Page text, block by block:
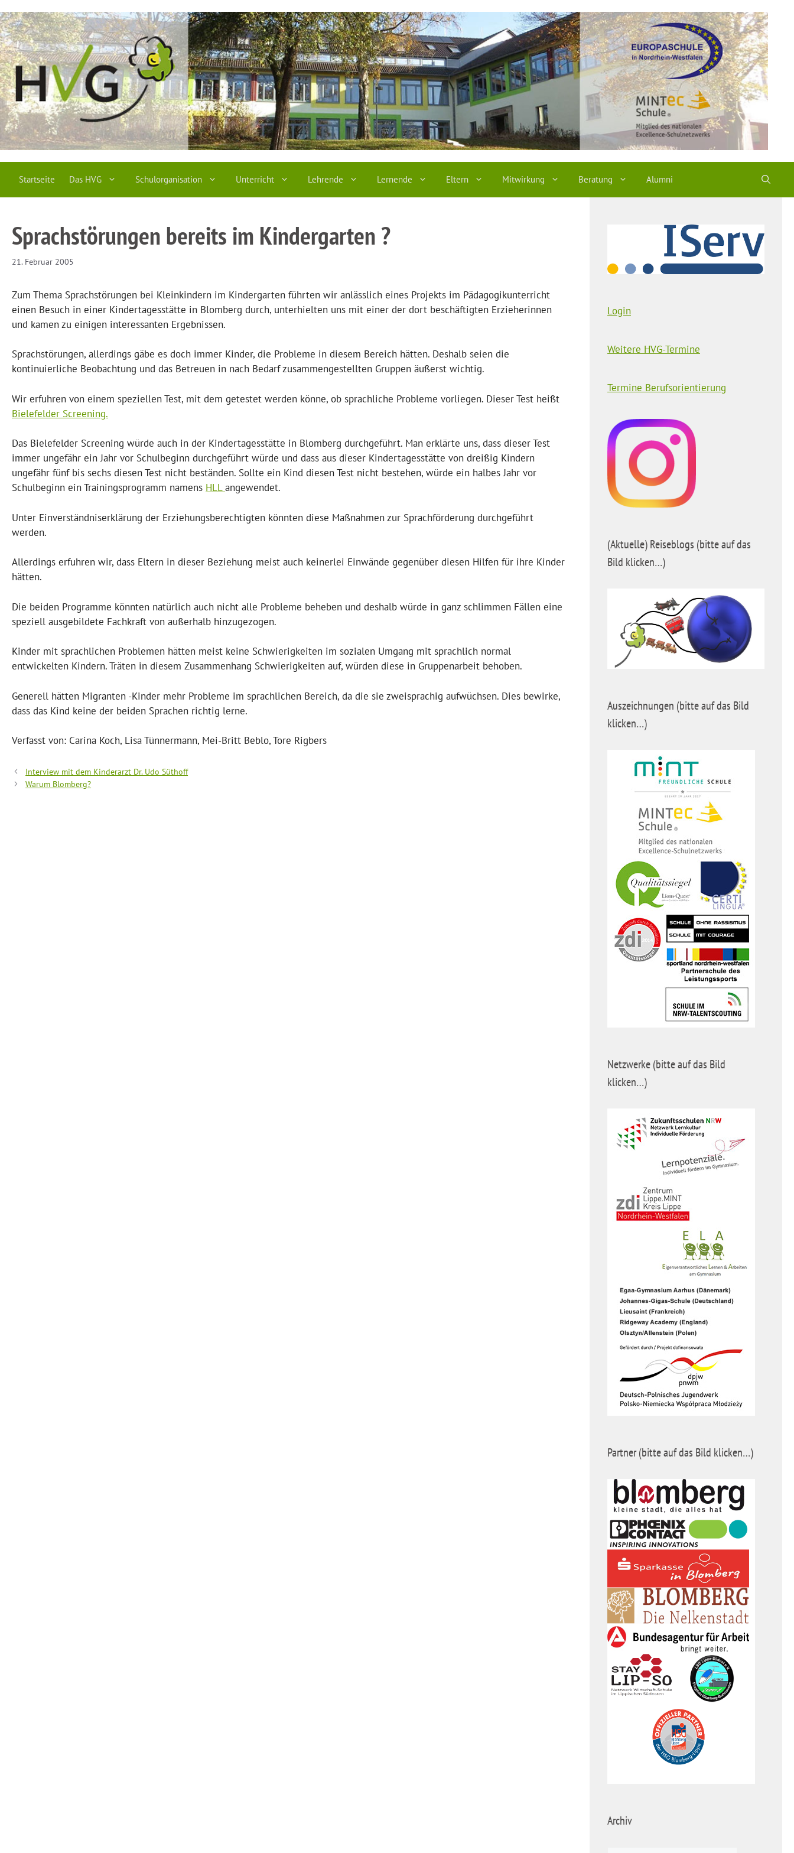
Inhalt
springen
Startseite Das HVG Schulorganisation Unterricht Lehrende Lernende Eltern Mitwirkung Beratung Alumni
Sprachstörungen bereits im Kindergarten ?
21. Februar 2005
Zum Thema Sprachstörungen bei Kleinkindern im Kindergarten führten wir anlässlich eines Projekts im Pädagogikunterricht
einen Besuch in einer Kindertagesstätte in Blomberg durch, unterhielten uns mit einer der dort beschäftigten Erzieherinnen
und kamen zu einigen interessanten Ergebnissen.
Sprachstörungen, allerdings gäbe es doch immer Kinder, die Probleme in diesem Bereich hätten. Deshalb seien die
kontinuierliche Beobachtung und das Betreuen in nach Bedarf zusammengestellten Gruppen äußerst wichtig.
Wir erfuhren von einem speziellen Test, mit dem getestet werden könne, ob sprachliche Probleme vorliegen. Dieser Test heißt
Bielefelder Screening.
Das Bielefelder Screening würde auch in der Kindertagesstätte in Blomberg durchgeführt. Man erklärte uns, dass dieser Test
immer ungefähr ein Jahr vor Schulbeginn durchgeführt würde und dass aus dieser Kindertagesstätte von dreißig Kindern
ungefähr fünf bis sechs diesen Test nicht beständen. Sollte ein Kind diesen Test nicht bestehen, würde ein halbes Jahr vor
Schulbeginn ein Trainingsprogramm namens HLLangewendet.
Unter Einverständniserklärung der Erziehungsberechtigten könnten diese Maßnahmen zur Sprachförderung durchgeführt
werden.
Allerdings erfuhren wir, dass Eltern in dieser Beziehung meist auch keinerlei Einwände gegenüber diesen Hilfen für ihre Kinder
hätten.
Die beiden Programme könnten natürlich auch nicht alle Probleme beheben und deshalb würde in ganz schlimmen Fällen eine
speziell ausgebildete Fachkraft von außerhalb hinzugezogen.
Kinder mit sprachlichen Problemen hätten meist keine Schwierigkeiten im sozialen Umgang mit sprachlich normal
entwickelten Kindern. Träten in diesem Zusammenhang Schwierigkeiten auf, würden diese in Gruppenarbeit behoben.
Generell hätten Migranten -Kinder mehr Probleme im sprachlichen Bereich, da die sie zweisprachig aufwüchsen. Dies bewirke,
dass das Kind keine der beiden Sprachen richtig lerne.
Verfasst von: Carina Koch, Lisa Tünnermann, Mei-Britt Beblo, Tore Rigbers
Interview mit dem Kinderarzt Dr. Udo Süthoff
Warum Blomberg?
Login
Weitere HVG-Termine
Termine Berufsorientierung
(Aktuelle) Reiseblogs (bitte auf das
Bild klicken…)
Auszeichnungen (bitte auf das Bild
klicken…)
Netzwerke (bitte auf das Bild
klicken…)
Partner (bitte auf das Bild klicken…)
Archiv